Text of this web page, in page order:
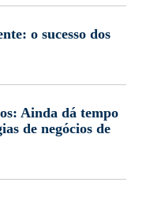
o sucesso dos
Ainda dá tempo
de negócios de